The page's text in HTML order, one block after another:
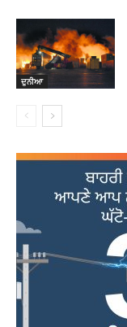
ਦੁਨੀਆ